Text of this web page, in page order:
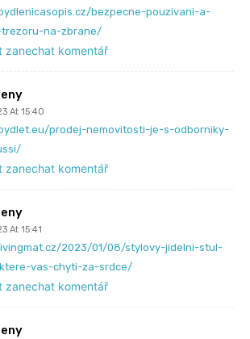
bezpecne-pouzivani-a-
na-zbrane/
zanechat komentář
At 15:40
prodej-nemovitosti-je-s-odborniky-
zanechat komentář
At 15:41
2023/01/08/stylovy-jidelni-stul-
vas-chyti-za-srdce/
zanechat komentář